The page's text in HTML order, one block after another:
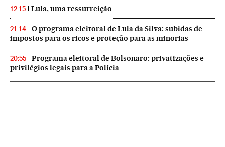
12:15 Lula, uma ressurreição
21:14
O programa eleitoral de Lula da Silva: subidas de
impostos para os ricos e proteção para as minorias
20:55
Programa eleitoral de Bolsonaro: privatizações e
privilégios legais para a Polícia